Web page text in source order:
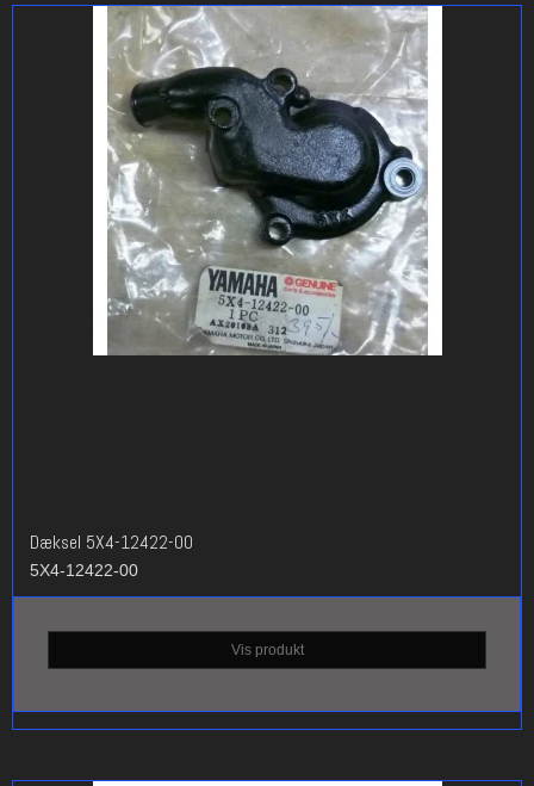
Dæksel 5X4-12422-00
5X4-12422-00
Vis produkt